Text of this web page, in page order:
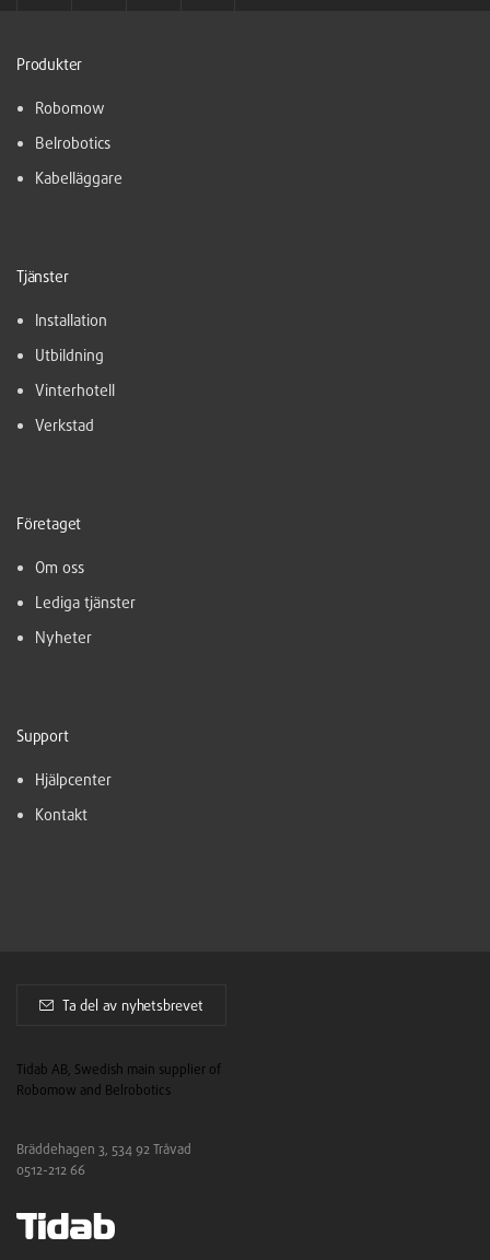
Produkter
Robomow
Belrobotics
Kabelläggare
Tjänster
Installation
Utbildning
Vinterhotell
Verkstad
Företaget
Om oss
Lediga tjänster
Nyheter
Support
Hjälpcenter
Kontakt
Ta del av nyhetsbrevet
Tidab AB, Swedish main supplier of
Robomow and Belrobotics
Bräddehagen 3, 534 92 Tråvad
0512-212 66